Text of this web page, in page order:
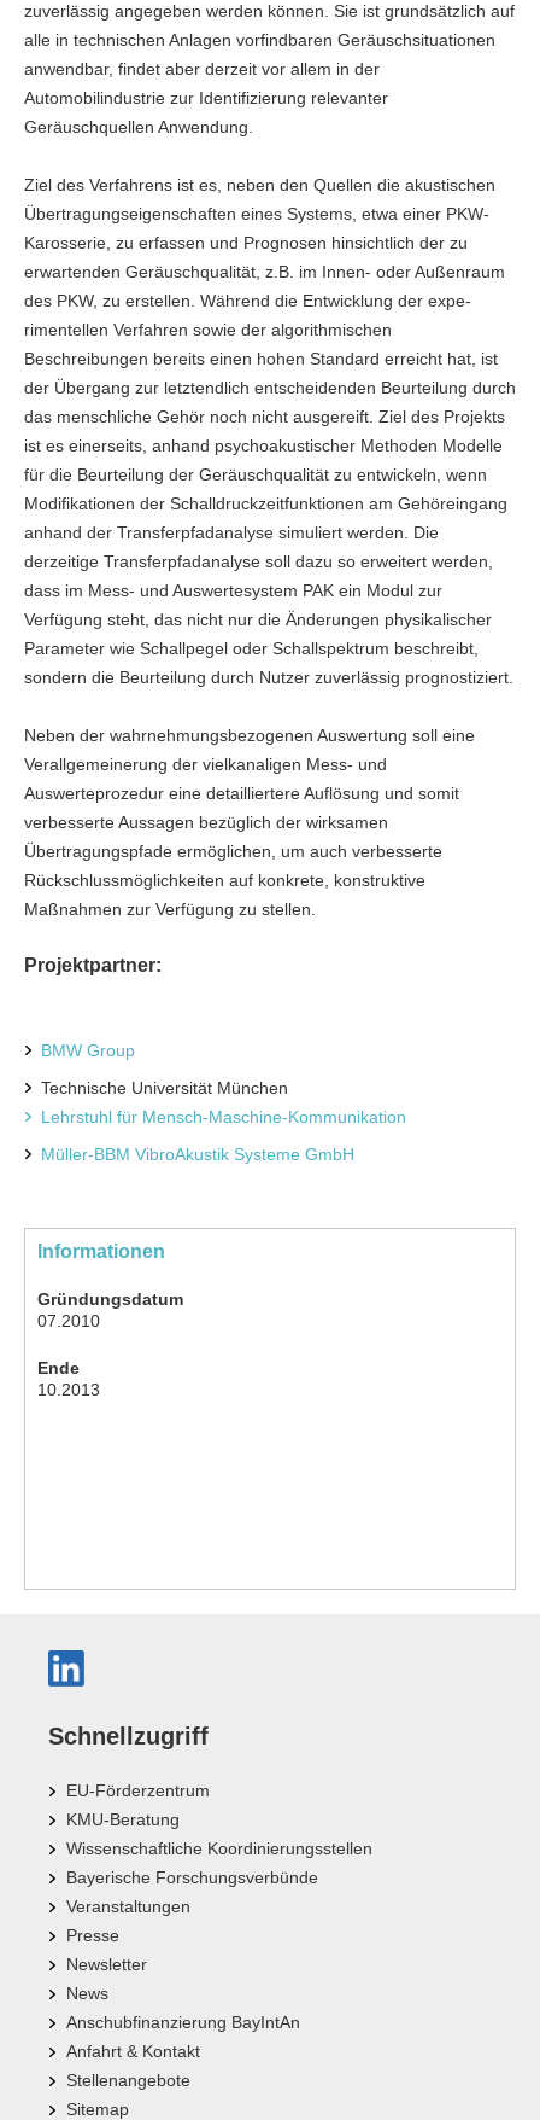
zuverlässig angegeben werden können. Sie ist grundsätzlich auf
alle in technischen Anlagen vorfindbaren Geräuschsituationen
anwendbar, findet aber derzeit vor allem in der
Automobilindustrie zur Identifizierung relevanter
Geräuschquellen Anwendung.
Ziel des Verfahrens ist es, neben den Quellen die akustischen
Übertragungseigenschaften eines Systems, etwa einer PKW-
Karosserie, zu erfassen und Prognosen hinsichtlich der zu
erwartenden Geräuschqualität, z.B. im Innen- oder Außenraum
des PKW, zu erstellen. Während die Entwicklung der expe­
rimentellen Verfahren sowie der algorithmischen
Beschreibungen bereits einen hohen Standard erreicht hat, ist
der Übergang zur letztendlich entscheidenden Beurteilung durch
das menschliche Gehör noch nicht ausgereift. Ziel des Projekts
ist es einerseits, anhand psycho­akustischer Methoden Modelle
für die Beurteilung der Geräuschqualität zu entwickeln, wenn
Modifikationen der Schalldruckzeitfunktionen am Gehöreingang
anhand der Transferpfadana­lyse simuliert werden. Die
derzeitige Transferpfadanalyse soll dazu so erweitert werden,
dass im Mess- und Auswertesystem PAK ein Modul zur
Verfügung steht, das nicht nur die Änderun­gen physikalischer
Parameter wie Schallpegel oder Schallspektrum beschreibt,
sondern die Beurteilung durch Nutzer zuverlässig prognostiziert.
Neben der wahrnehmungsbezogenen Auswertung soll eine
Verallgemeinerung der vielkanali­gen Mess- und
Auswerteprozedur eine detailliertere Auflösung und somit
verbesserte Aussagen bezüglich der wirksamen
Übertragungspfade ermöglichen, um auch verbesserte
Rückschluss­möglichkeiten auf konkrete, konstruktive
Maßnahmen zur Verfügung zu stellen.
Projektpartner:
BMW Group
Technische Universität München
Lehrstuhl für Mensch-Maschine-Kommunikation
Müller-BBM VibroAkustik Systeme GmbH
Informationen
Gründungsdatum
07.2010
Ende
10.2013
Schnellzugriff
EU-Förderzentrum
KMU-Beratung
Wissenschaftliche Koordinierungsstellen
Bayerische Forschungsverbünde
Veranstaltungen
Presse
Newsletter
News
Anschubfinanzierung BayIntAn
Anfahrt & Kontakt
Stellenangebote
Sitemap